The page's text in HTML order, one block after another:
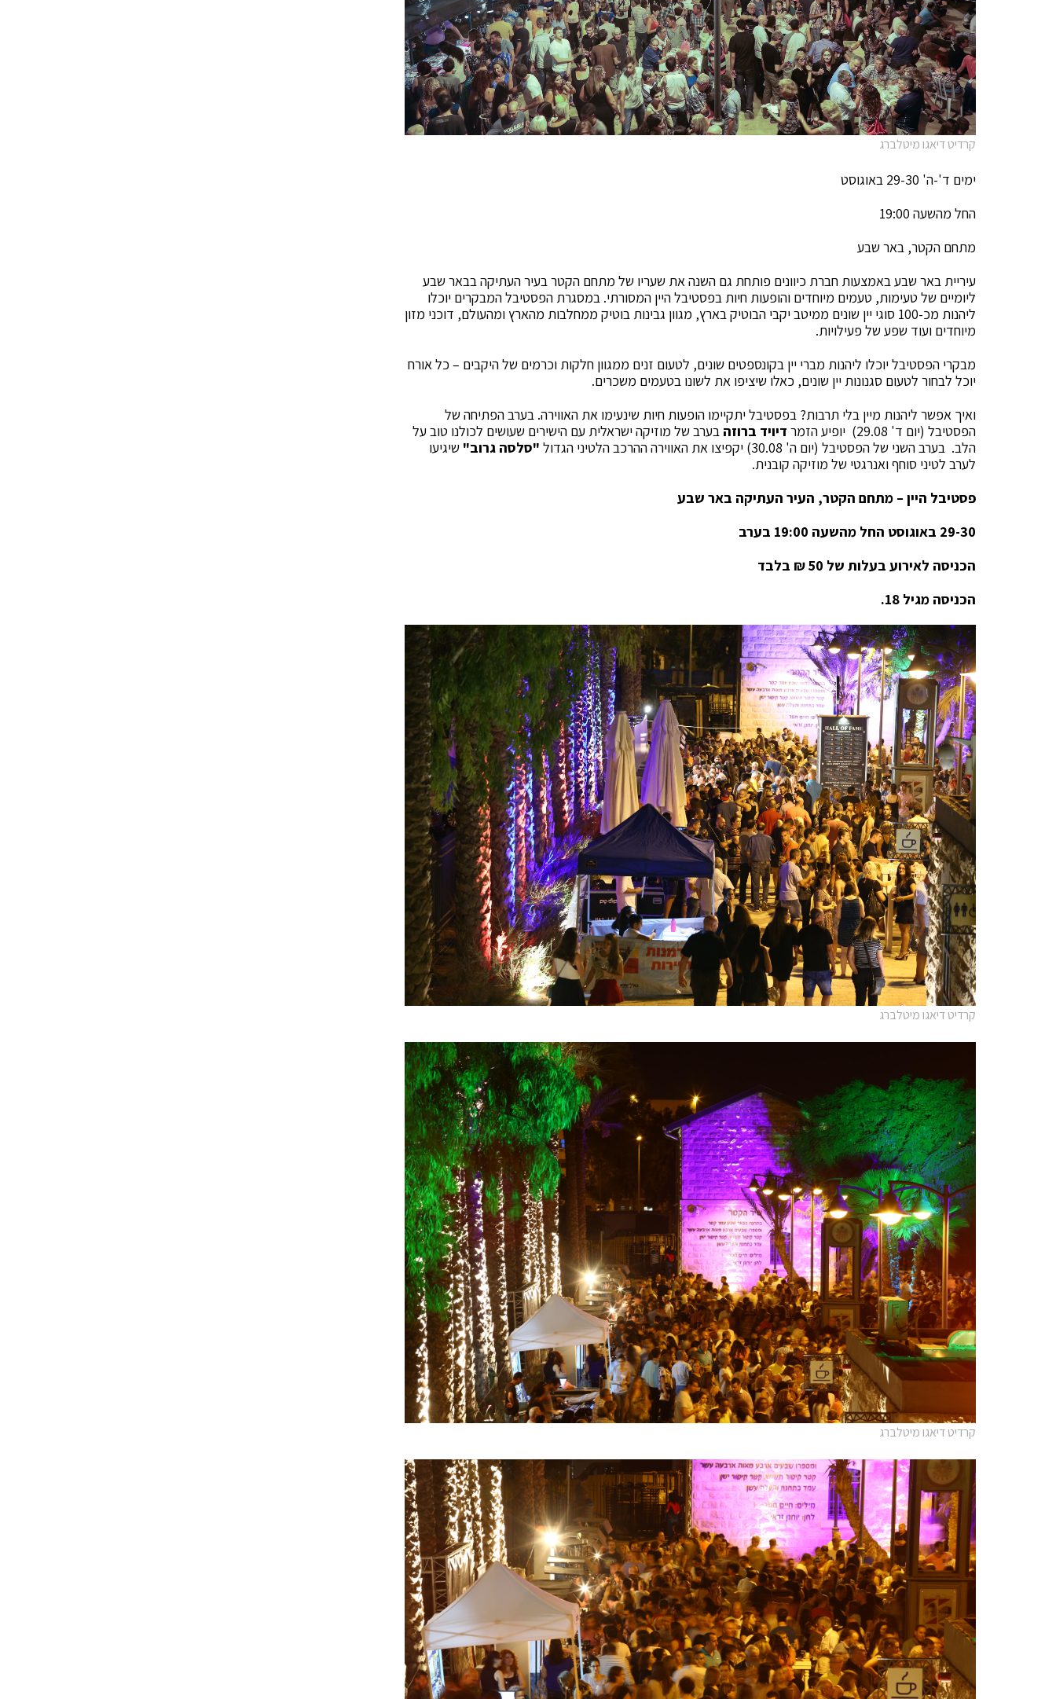
קרדיט דיאגו מיטלברג
ימים ד'-ה' 29-30 באוגוסט
החל מהשעה 19:00
מתחם הקטר, באר שבע
עיריית באר שבע באמצעות חברת כיוונים פותחת גם השנה את שעריו של מתחם הקטר בעיר העתיקה בבאר שבע
ליומיים של טעימות, טעמים מיוחדים והופעות חיות בפסטיבל היין המסורתי. במסגרת הפסטיבל המבקרים יוכלו
ליהנות מכ-100 סוגי יין שונים ממיטב יקבי הבוטיק בארץ, מגוון גבינות בוטיק ממחלבות מהארץ ומהעולם, דוכני מזון
מיוחדים ועוד שפע של פעילויות.
מבקרי הפסטיבל יוכלו ליהנות מברי יין בקונספטים שונים, לטעום זנים ממגוון חלקות וכרמים של היקבים – כל אורח
יוכל לבחור לטעום סגנונות יין שונים, כאלו שיציפו את לשונו בטעמים משכרים.
ואיך אפשר ליהנות מיין בלי תרבות? בפסטיבל יתקיימו הופעות חיות שינעימו את האווירה. בערב הפתיחה של
הפסטיבל (יום ד' 29.08) יופיע הזמר
דיויד ברוזה בערב של מוזיקה ישראלית עם הישירים שעושים לכולנו טוב על
הלב. בערב השני של הפסטיבל (יום ה' 30.08) יקפיצו את האווירה ההרכב הלטיני הגדול
"סלסה גרוב" שיגיעו
לערב לטיני סוחף ואנרגטי של מוזיקה קובנית.
פסטיבל היין – מתחם הקטר, העיר העתיקה באר שבע
29-30 באוגוסט החל מהשעה 19:00 בערב
הכניסה לאירוע בעלות של 50 ₪ בלבד
הכניסה מגיל 18.
קרדיט דיאגו מיטלברג
קרדיט דיאגו מיטלברג